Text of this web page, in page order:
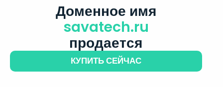
Доменное имя
savatech.ru
продается
КУПИТЬ СЕЙЧАС